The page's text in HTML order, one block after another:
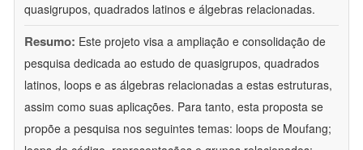
quasigrupos, quadrados latinos e álgebras relacionadas.
Resumo: Este projeto visa a ampliação e consolidação de
pesquisa dedicada ao estudo de quasigrupos, quadrados
latinos, loops e as álgebras relacionadas a estas estruturas,
assim como suas aplicações. Para tanto, esta proposta se
propõe a pesquisa nos seguintes temas: loops de Moufang;